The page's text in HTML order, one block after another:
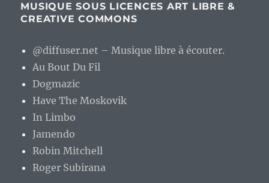
MUSIQUE SOUS LICENCES ART LIBRE &
CREATIVE COMMONS
@diffuser.net – Musique libre à écouter.
Au Bout Du Fil
Dogmazic
Have The Moskovik
In Limbo
Jamendo
Robin Mitchell
Roger Subirana